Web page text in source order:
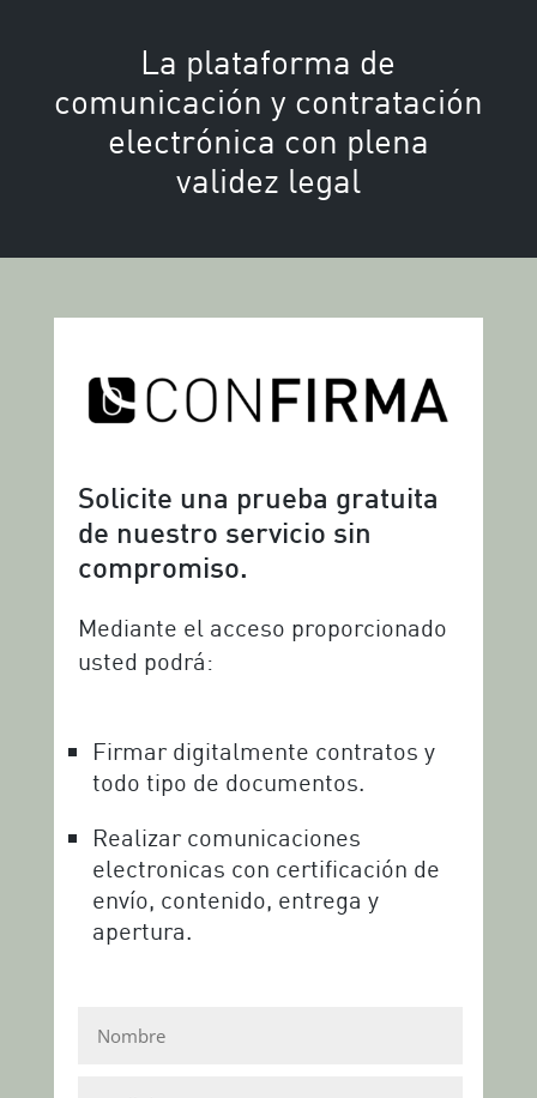
La plataforma de
comunicación y contratación
electrónica con plena
validez legal
Solicite una prueba gratuita
de nuestro servicio sin
compromiso.
Mediante el acceso proporcionado
usted podrá:
Firmar digitalmente contratos y
todo tipo de documentos.
Realizar comunicaciones
electronicas con certificación de
envío, contenido, entrega y
apertura.